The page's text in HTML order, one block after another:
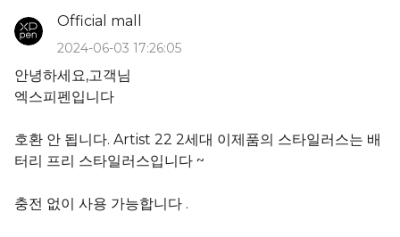
Official mall
2024-06-03 17:26:05
안녕하세요,고객님
엑스피펜입니다
호환 안 됩니다. Artist 22 2세대 이제품의 스타일러스는 배
터리 프리 스타일러스입니다 ~
충전 없이 사용 가능합니다 .